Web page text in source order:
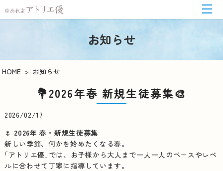
お知らせ
HOME お知らせ
💐2026年春 新規生徒募集🎨
2026/02/17
🌷 2026年 春・新規生徒募集
新しい季節、何かを始めたくなる春。
｢アトリエ優｣では、お子様から大人まで一人一人のペースやレベ
ルに合わせて丁寧に指導しています。